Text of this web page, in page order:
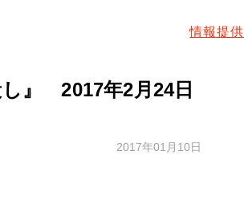
情報提供
し』 2017年2月24日
2017年01月10日